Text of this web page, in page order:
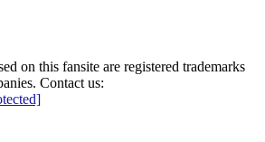
on this fansite are registered trademarks
Contact us: